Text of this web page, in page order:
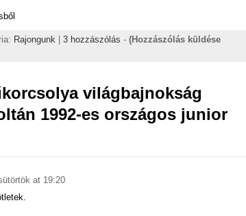
Rajongunk 3 hozzászólás - (Hozzászólás küldése
világbajnokság
1992-es országos junior
at 19:20